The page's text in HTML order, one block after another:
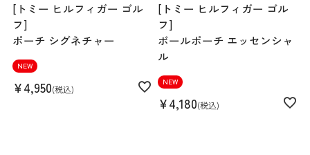
[トミー ヒルフィガー ゴル
フ]
ポーチ シグネチャー
NEW
¥4,950 税込
[トミー ヒルフィガー ゴル
フ]
ボールポーチ エッセンシャ
ル
NEW
¥4,180 税込